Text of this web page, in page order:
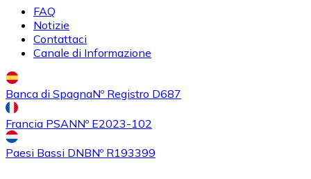
Acquistare
ETC
FAQ
Notizie
Contattaci
Canale di Informazione
Banca di SpagnaNº Registro D687
Francia PSANNº E2023-102
Paesi Bassi DNBNº R193399